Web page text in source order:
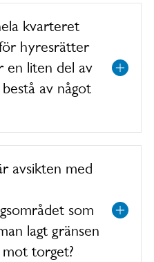
kvarteret
hyresrätter
en liten del av
av något
avsikten med
som
lagt gränsen
torget?